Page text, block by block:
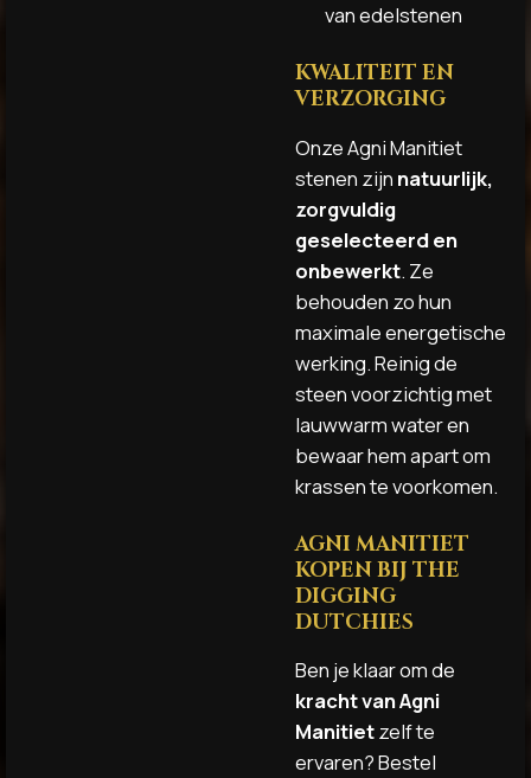
van edelstenen
KWALITEIT EN
VERZORGING
Onze Agni Manitiet
stenen zijn natuurlijk,
zorgvuldig
geselecteerd en
onbewerkt. Ze
behouden zo hun
maximale energetische
werking. Reinig de
steen voorzichtig met
lauwwarm water en
bewaar hem apart om
krassen te voorkomen.
AGNI MANITIET
KOPEN BIJ THE
DIGGING
DUTCHIES
Ben je klaar om de
kracht van Agni
Manitietzelf te
ervaren? Bestel